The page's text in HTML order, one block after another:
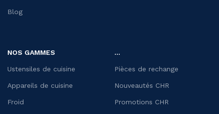
Blog
NOS GAMMES
Ustensiles de cuisine
Appareils de cuisine
Froid
...
Pièces de rechange
Nouveautés CHR
Promotions CHR